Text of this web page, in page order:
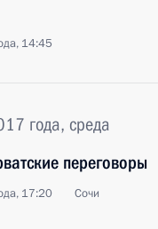
14:45
года, среда
переговоры
17:20 Сочи